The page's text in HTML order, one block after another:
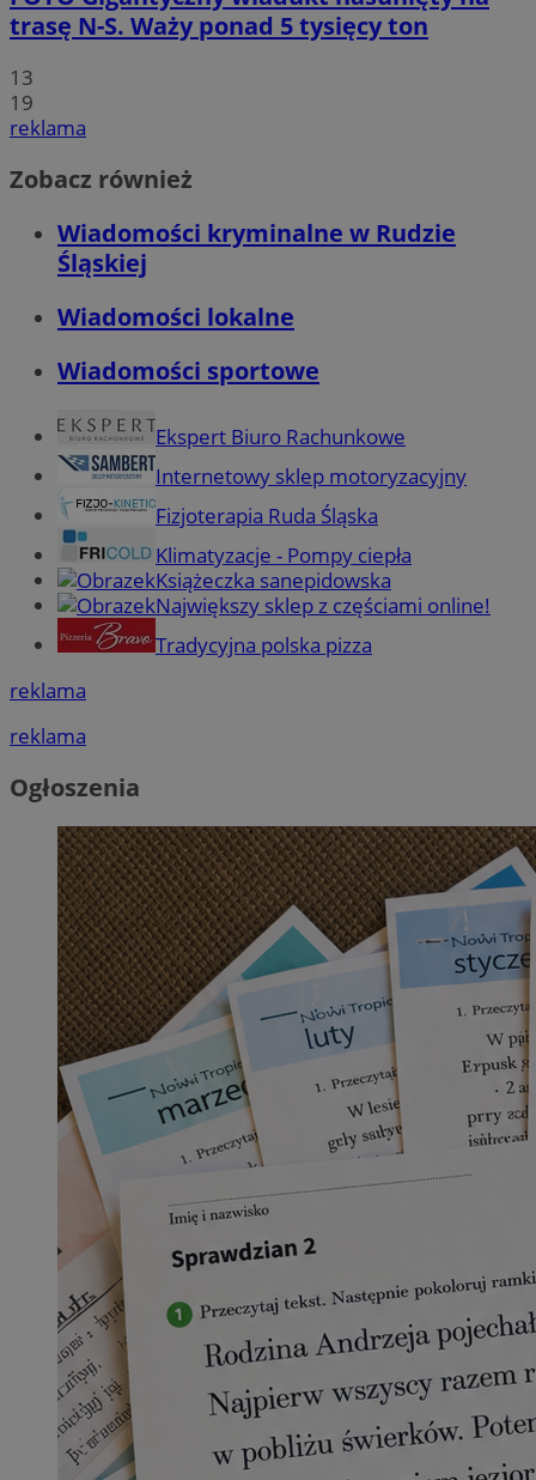
trasę N-S. Waży ponad 5 tysięcy ton
13
19
reklama
Zobacz również
Wiadomości kryminalne w Rudzie
Śląskiej
Wiadomości lokalne
Wiadomości sportowe
Ekspert Biuro Rachunkowe
Internetowy sklep motoryzacyjny
Fizjoterapia Ruda Śląska
Klimatyzacje - Pompy ciepła
Książeczka sanepidowska
Największy sklep z częściami online!
Tradycyjna polska pizza
reklama
reklama
Ogłoszenia